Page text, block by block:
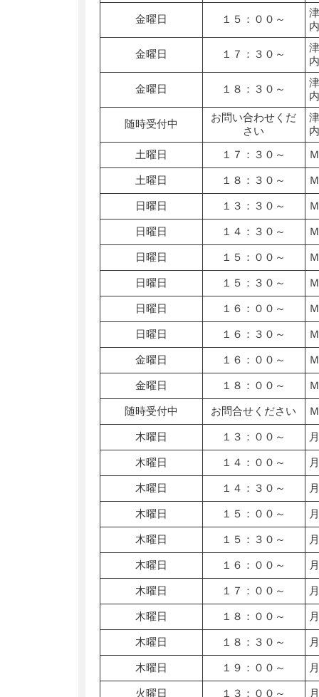
金曜日 １５：００～
金曜日 １７：３０～
金曜日 １８：３０～
随時受付中
お問い合わせくだ
さい
土曜日
１７：３０～
土曜日 １８：３０～
日曜日 １３：３０～
日曜日 １４：３０～
日曜日 １５：００～
日曜日 １５：３０～
日曜日 １６：００～
日曜日 １６：３０～
金曜日 １６：００～
金曜日 １８：００～
随時受付中 お問合せください
木曜日 １３：００～
木曜日 １４：００～
木曜日 １４：３０～
木曜日 １５：００～
木曜日 １５：３０～
木曜日 １６：００～
木曜日 １７：００～
木曜日 １８：００～
木曜日 １８：３０～
木曜日 １９：００～
火曜日 １３：００～